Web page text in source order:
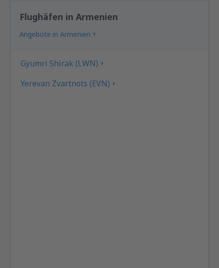
Flughäfen in Armenien
Angebote in Armenien
Gyumri Shirak (LWN)
Yerevan Zvartnots (EVN)